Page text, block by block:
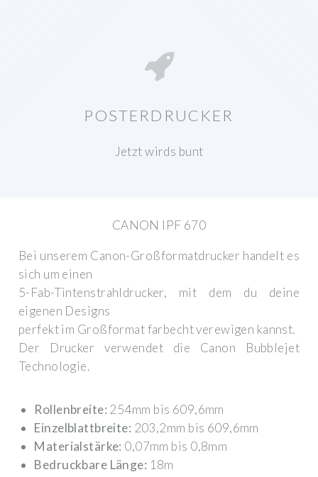
POSTERDRUCKER
Jetzt wirds bunt
CANON IPF 670
Bei unserem Canon-Großformatdrucker handelt es
sich um einen
5-Fab-Tintenstrahldrucker, mit dem du deine
eigenen Designs
perfekt im Großformat farbecht verewigen kannst.
Der Drucker verwendet die Canon Bubblejet
Technologie.
Rollenbreite: 254mm bis 609,6mm
Einzelblattbreite: 203,2mm bis 609,6mm
Materialstärke: 0,07mm bis 0,8mm
Bedruckbare Länge: 18m